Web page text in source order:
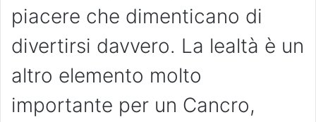
piacere che dimenticano di
divertirsi davvero. La lealtà è un
altro elemento molto
importante per un Cancro,